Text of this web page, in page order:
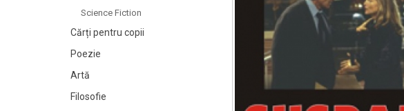
Science Fiction
Cărți pentru copii
Poezie
Artă
Filosofie